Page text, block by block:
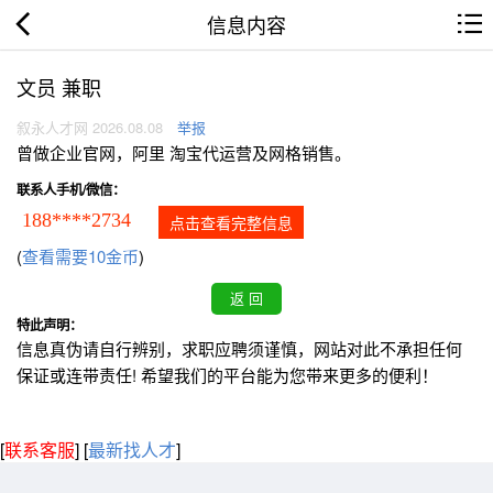
信息内容
文员 兼职
叙永人才网 2026.08.08 举报
曾做企业官网，阿里 淘宝代运营及网格销售。
联系人手机/微信：
188****2734 点击查看完整信息
(查看需要10金币)
特此声明：
信息真伪请自行辨别，求职应聘须谨慎，网站对此不承担任何
保证或连带责任! 希望我们的平台能为您带来更多的便利！
[联系客服] [最新找人才]